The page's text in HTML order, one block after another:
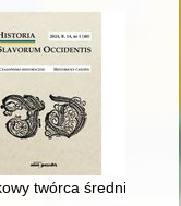
żołnierzy w
twórca